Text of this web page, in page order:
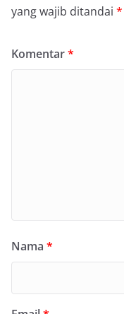
yang wajib ditandai *
Komentar*
Nama *